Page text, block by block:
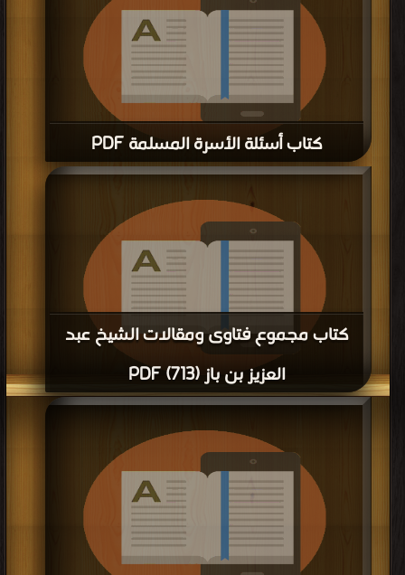
كتاب أسئلة الأسرة المسلمة PDF
قراءة و تحميل كتاب كتاب أسئلة الأسرة المسلمة PDF مجانا | مكتبة > كتب في
التحميل : مرة/مرات
كتاب مجموع فتاوى ومقالات الشيخ عبد
العزيز بن باز (713) PDF
قراءة و تحميل كتاب كتاب مجموع فتاوى ومقالات الشيخ عبد العزيز بن باز (713)
كتب في اكبر موقع